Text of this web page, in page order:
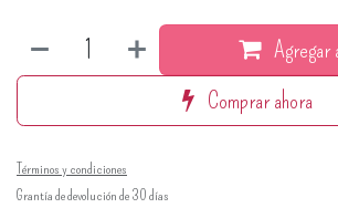
Agregar
Comprar ahora
Términos y condiciones
Grantía de devolución de 30 días